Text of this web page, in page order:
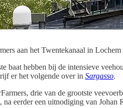
aan het Twentekanaal in
baat hebben bij de intensieve
er het volgende over in Sargasso.
drie van de grootste
eerder een uitnodiging van Johan